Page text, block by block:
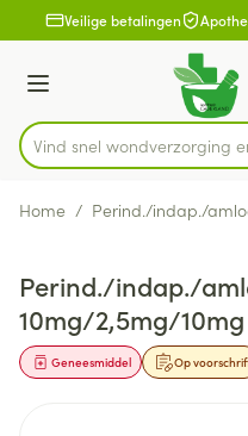
Ga naar de inhoud
1 van 1Veilige betalingen
Menu
Product, merk, categorie...
Vind snel wondverzorging
Home / Perind./indap./
Perind./indap./
10mg/2,5mg/10mg
Op
Geneesmiddel